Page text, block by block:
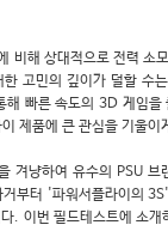
비해 상대적으로 전력 소
고민의 깊이가 덜할 수
빠른 속도의 3D 게임을
제품에 큰 관심을 기울이
겨냥하여 유수의 PSU
부터 '파워서플라이의
. 이번 필드테스트에 소